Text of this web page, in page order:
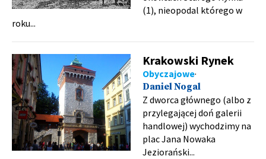
(1), nieopodal którego w
roku...
Krakowski Rynek
Obyczajowe
Daniel Nogal
Z dworca głównego (albo z
przylegającej doń galerii
handlowej) wychodzimy na
plac Jana Nowaka
Jeziorański...